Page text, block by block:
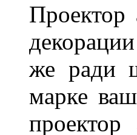
Проектор
же ради
марке